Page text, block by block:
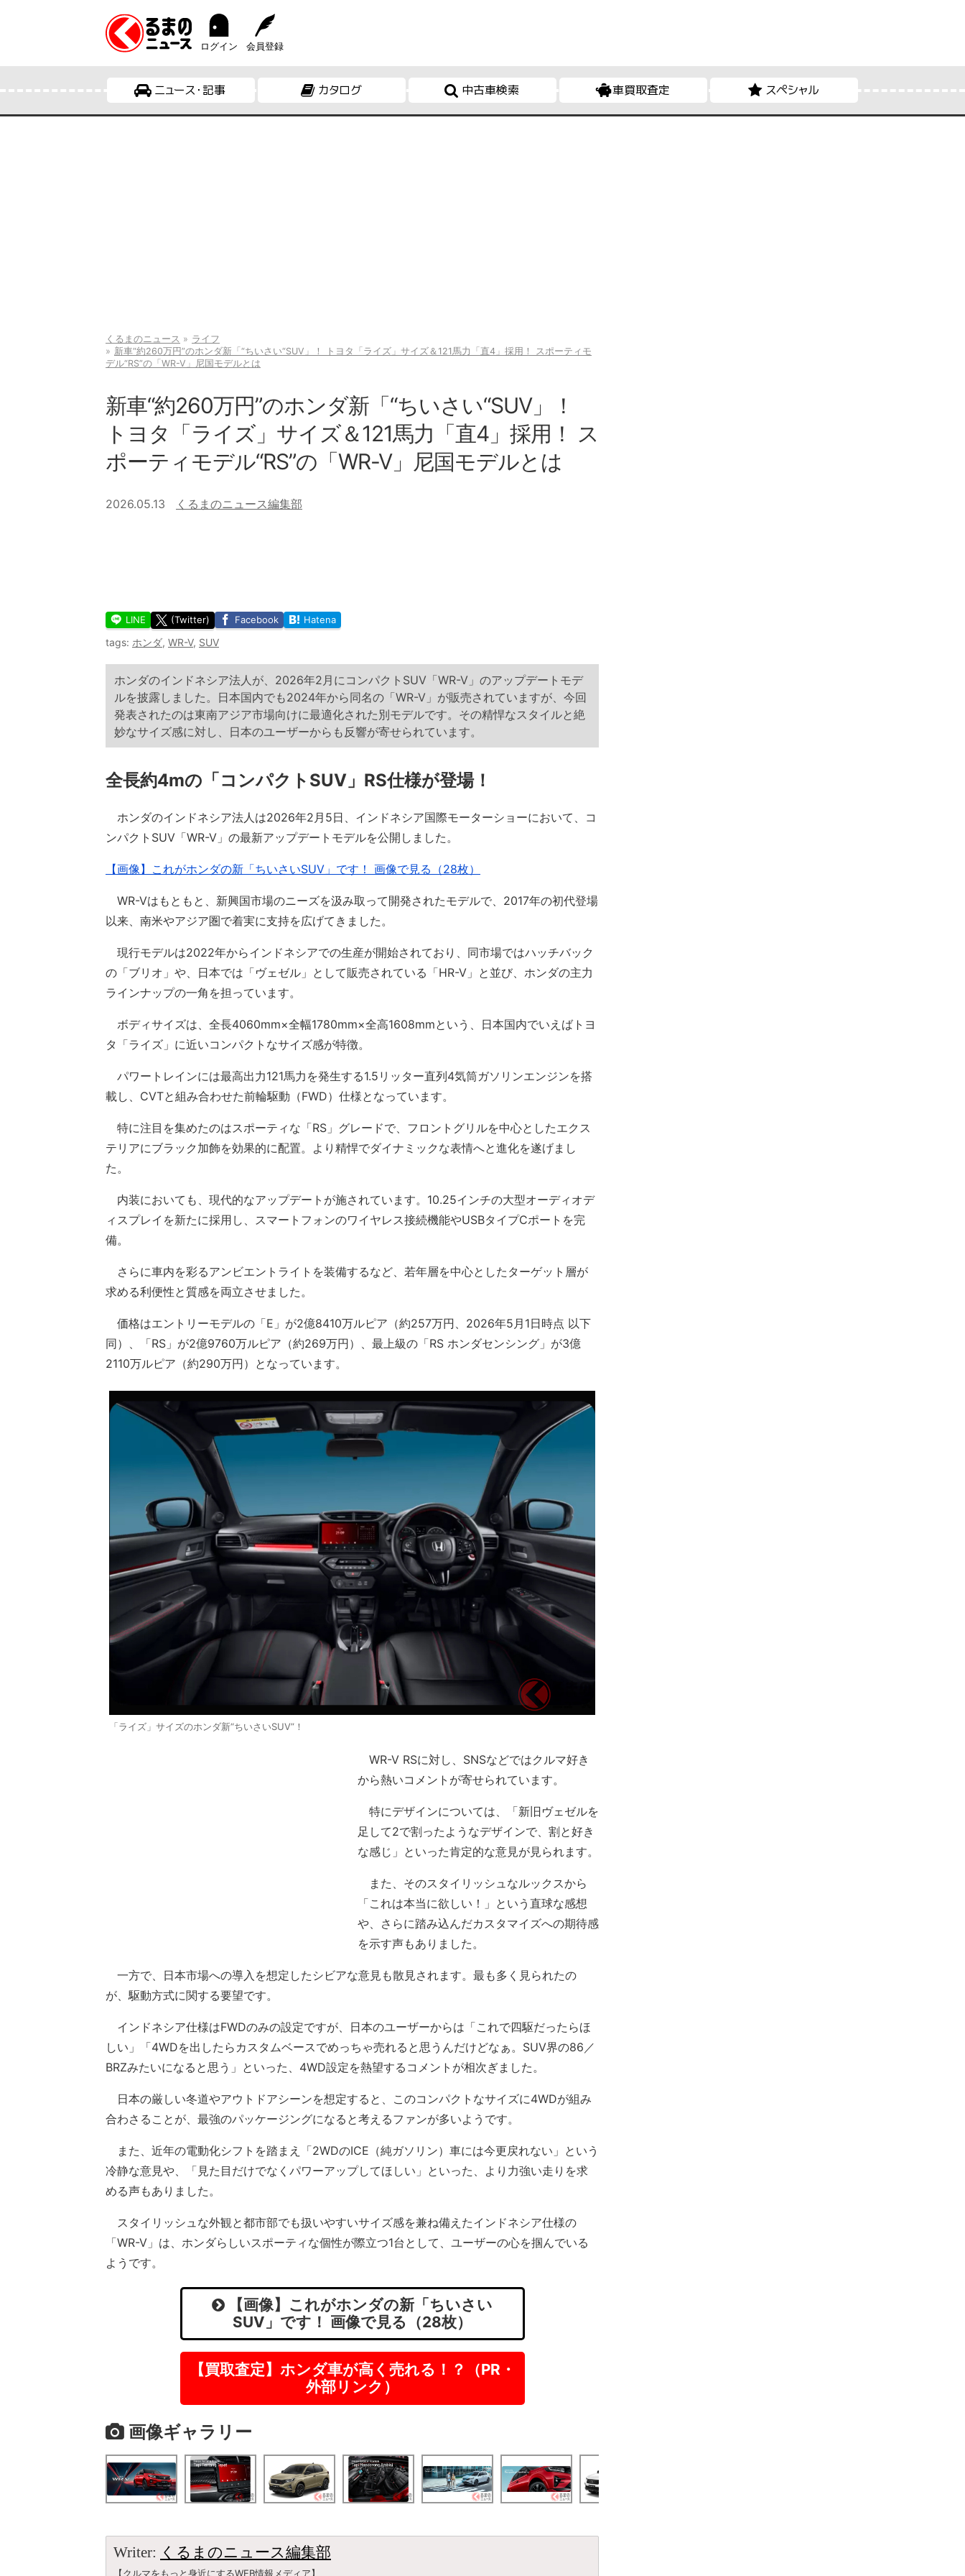
ログイン 会員登録
ニュース・記事 カタログ 中古車検索 車買取査定 スペシャル
くるまのニュース
ライフ
新車“約260万円”のホンダ新「“ちいさい“SUV」！ トヨタ「ライズ」サイズ＆121馬力「直4」採用！ スポーティモ
デル“RS”の「WR-V」尼国モデルとは
新車“約260万円”のホンダ新「“ちいさい“SUV」！
トヨタ「ライズ」サイズ＆121馬力「直4」採用！ ス
ポーティモデル“RS”の「WR-V」尼国モデルとは
2026.05.13 くるまのニュース編集部
LINE (Twitter) Facebook Hatena
tags: ホンダ, WR-V, SUV
ホンダのインドネシア法人が、2026年2月にコンパクトSUV「WR-V」のアップデートモデ
ルを披露しました。日本国内でも2024年から同名の「WR-V」が販売されていますが、今回
発表されたのは東南アジア市場向けに最適化された別モデルです。その精悍なスタイルと絶
妙なサイズ感に対し、日本のユーザーからも反響が寄せられています。
全長約4mの「コンパクトSUV」RS仕様が登場！
ホンダのインドネシア法人は2026年2月5日、インドネシア国際モーターショーにおいて、コ
ンパクトSUV「WR-V」の最新アップデートモデルを公開しました。
【画像】これがホンダの新「ちいさいSUV」です！ 画像で見る（28枚）
WR-Vはもともと、新興国市場のニーズを汲み取って開発されたモデルで、2017年の初代登場
以来、南米やアジア圏で着実に支持を広げてきました。
現行モデルは2022年からインドネシアでの生産が開始されており、同市場ではハッチバック
の「ブリオ」や、日本では「ヴェゼル」として販売されている「HR-V」と並び、ホンダの主力
ラインナップの一角を担っています。
ボディサイズは、全長4060mm×全幅1780mm×全高1608mmという、日本国内でいえばトヨ
タ「ライズ」に近いコンパクトなサイズ感が特徴。
パワートレインには最高出力121馬力を発生する1.5リッター直列4気筒ガソリンエンジンを搭
載し、CVTと組み合わせた前輪駆動（FWD）仕様となっています。
特に注目を集めたのはスポーティな「RS」グレードで、フロントグリルを中心としたエクス
テリアにブラック加飾を効果的に配置。より精悍でダイナミックな表情へと進化を遂げまし
た。
内装においても、現代的なアップデートが施されています。10.25インチの大型オーディオデ
ィスプレイを新たに採用し、スマートフォンのワイヤレス接続機能やUSBタイプCポートを完
備。
さらに車内を彩るアンビエントライトを装備するなど、若年層を中心としたターゲット層が
求める利便性と質感を両立させました。
価格はエントリーモデルの「E」が2億8410万ルピア（約257万円、2026年5月1日時点 以下
同）、「RS」が2億9760万ルピア（約269万円）、最上級の「RS ホンダセンシング」が3億
2110万ルピア（約290万円）となっています。
「ライズ」サイズのホンダ新“ちいさいSUV”！
WR-V RSに対し、SNSなどではクルマ好き
から熱いコメントが寄せられています。
特にデザインについては、「新旧ヴェゼルを
足して2で割ったようなデザインで、割と好き
な感じ」といった肯定的な意見が見られます。
また、そのスタイリッシュなルックスから
「これは本当に欲しい！」という直球な感想
や、さらに踏み込んだカスタマイズへの期待感
を示す声もありました。
一方で、日本市場への導入を想定したシビアな意見も散見されます。最も多く見られたの
が、駆動方式に関する要望です。
インドネシア仕様はFWDのみの設定ですが、日本のユーザーからは「これで四駆だったらほ
しい」「4WDを出したらカスタムベースでめっちゃ売れると思うんだけどなぁ。SUV界の86／
BRZみたいになると思う」といった、4WD設定を熱望するコメントが相次ぎました。
日本の厳しい冬道やアウトドアシーンを想定すると、このコンパクトなサイズに4WDが組み
合わさることが、最強のパッケージングになると考えるファンが多いようです。
また、近年の電動化シフトを踏まえ「2WDのICE（純ガソリン）車には今更戻れない」という
冷静な意見や、「見た目だけでなくパワーアップしてほしい」といった、より力強い走りを求
める声もありました。
スタイリッシュな外観と都市部でも扱いやすいサイズ感を兼ね備えたインドネシア仕様の
「WR-V」は、ホンダらしいスポーティな個性が際立つ1台として、ユーザーの心を掴んでいる
ようです。
【画像】これがホンダの新「ちいさい
SUV」です！ 画像で見る（28枚）
【買取査定】ホンダ車が高く売れる！？（PR・
外部リンク）
画像ギャラリー
Writer: くるまのニュース編集部
【クルマをもっと身近にするWEB情報メディア】